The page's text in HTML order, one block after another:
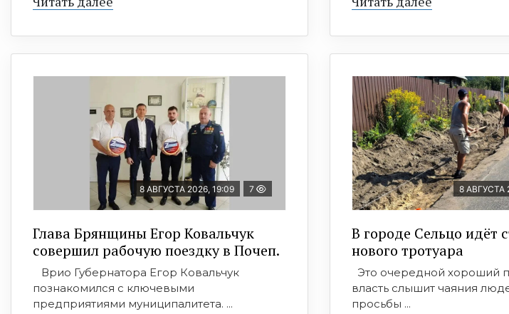
8 АВГУСТА 2026, 19:09 7
Глава Брянщины Егор Ковальчук
совершил рабочую поездку в Почеп.
Врио Губернатора Егор Ковальчук
познакомился с ключевыми
предприятиями муниципалитета. ...
8 АВГУСТА
В городе Сельцо идёт
нового тротуара
Это очередной хороший
власть слышит чаяния
просьбы ...